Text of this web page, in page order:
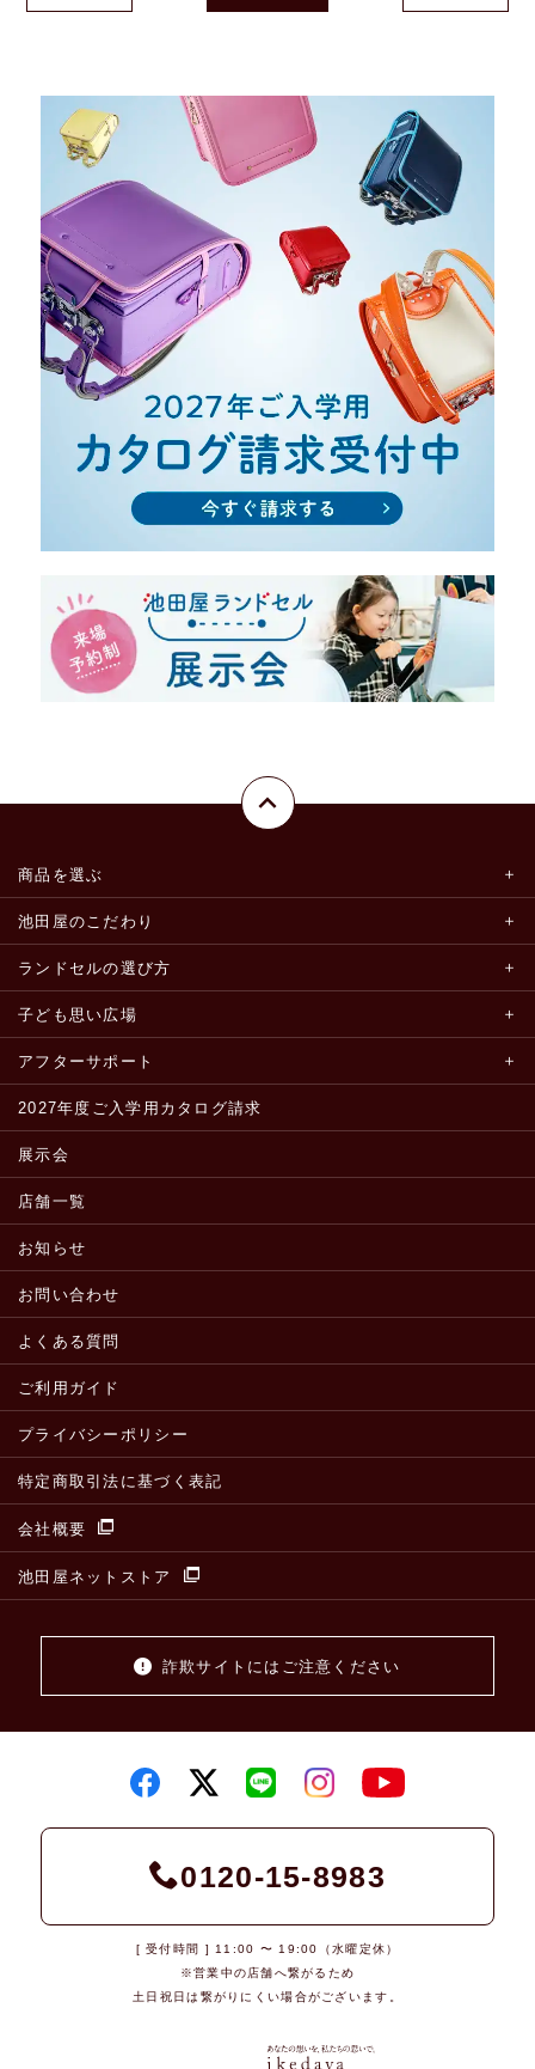
商品を選ぶ
池田屋のこだわり
ランドセルの選び方
子ども思い広場
アフターサポート
2027年度ご入学用カタログ請求
展示会
店舗一覧
お知らせ
お問い合わせ
よくある質問
ご利用ガイド
プライバシーポリシー
特定商取引法に基づく表記
会社概要
池田屋ネットストア
詐欺サイトにはご注意ください
0120-15-8983
[ 受付時間 ] 11:00 〜 19:00（水曜定休）
※営業中の店舗へ繋がるため
土日祝日は繋がりにくい場合がございます。